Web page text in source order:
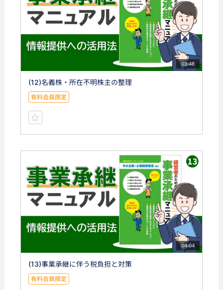
03:48
(12)名義株・所在不明株主の整理
有料会員限定
04:04
(13)事業承継に伴う税負担と対策
有料会員限定